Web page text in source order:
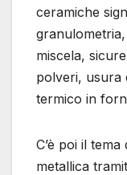
ceramiche
miscela,
polveri, usura
termico in
C’è poi il
metallica